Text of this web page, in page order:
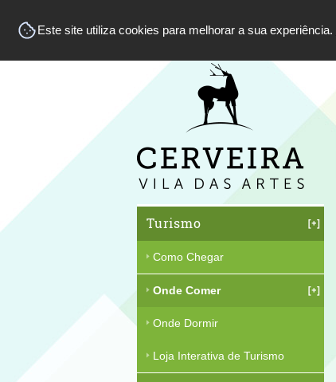
Este site utiliza cookies para melhorar a sua experiência.
Turismo
Como Chegar
Onde Comer
Onde Dormir
Loja Interativa de Turismo